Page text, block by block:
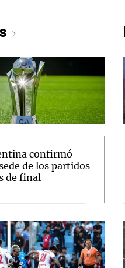
confirmó
de los partidos
de final